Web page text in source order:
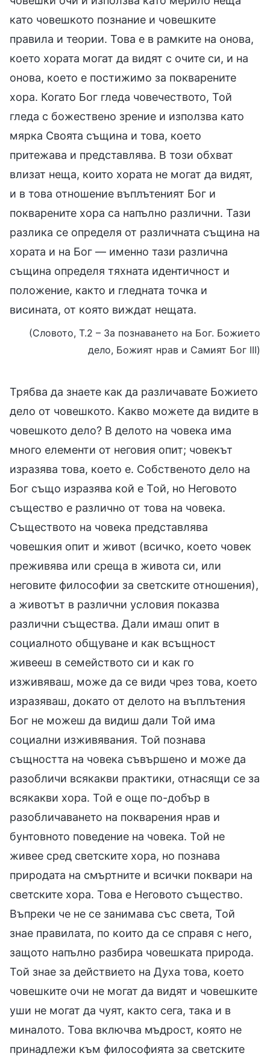
като човешкото познание и човешките
правила и теории. Това е в рамките на онова,
което хората могат да видят с очите си, и на
онова, което е постижимо за покварените
хора. Когато Бог гледа човечеството, Той
гледа с божествено зрение и използва като
мярка Своята същина и това, което
притежава и представлява. В този обхват
влизат неща, които хората не могат да видят,
и в това отношение въплътеният Бог и
покварените хора са напълно различни. Тази
разлика се определя от различната същина на
хората и на Бог — именно тази различна
същина определя тяхната идентичност и
положение, както и гледната точка и
висината, от която виждат нещата.
(Словото, Т.2 – За познаването на Бог. Божието
дело, Божият нрав и Самият Бог III)
Трябва да знаете как да различавате Божието
дело от човешкото. Какво можете да видите в
човешкото дело? В делото на човека има
много елементи от неговия опит; човекът
изразява това, което е. Собственото дело на
Бог също изразява кой е Той, но Неговото
същество е различно от това на човека.
Съществото на човека представлява
човешкия опит и живот (всичко, което човек
преживява или среща в живота си, или
неговите философии за светските отношения),
а животът в различни условия показва
различни същества. Дали имаш опит в
социалното общуване и как всъщност
живееш в семейството си и как го
изживяваш, може да се види чрез това, което
изразяваш, докато от делото на въплътения
Бог не можеш да видиш дали Той има
социални изживявания. Той познава
същността на човека съвършено и може да
разобличи всякакви практики, отнасящи се за
всякакви хора. Той е още по-добър в
разобличаването на покварения нрав и
бунтовното поведение на човека. Той не
живее сред светските хора, но познава
природата на смъртните и всички поквари на
светските хора. Това е Неговото същество.
Въпреки че не се занимава със света, Той
знае правилата, по които да се справя с него,
защото напълно разбира човешката природа.
Той знае за действието на Духа това, което
човешките очи не могат да видят и човешките
уши не могат да чуят, както сега, така и в
миналото. Това включва мъдрост, която не
принадлежи към философията за светските